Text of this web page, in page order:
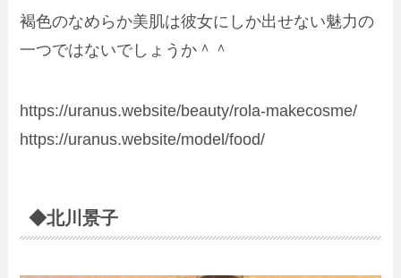
褐色のなめらか美肌は彼女にしか出せない魅力の
一つではないでしょうか＾＾
https://uranus.website/beauty/rola-makecosme/
https://uranus.website/model/food/
◆北川景子